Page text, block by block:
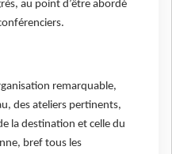
au point d’être abordé
remarquable,
des ateliers pertinents,
la destination et celle du
bref tous les